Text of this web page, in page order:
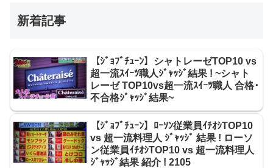
新着記事
【ｼﾞｮﾌﾞﾁｭｰﾝ】シャトレーゼTOP10 vs
超一流ｽｲｰﾂ職人ｼﾞｬｯｼﾞ結果 ! ~シャト
レーゼ TOP10vs超一流ｽｲｰﾂ職人 合格･
不合格ｼﾞｬｯｼﾞ結果~
【ｼﾞｮﾌﾞﾁｭｰﾝ】ﾛｰｿﾝ従業員ｲﾁｵｼTOP10
vs 超一流料理人 ｼﾞｬｯｼﾞ 結果 ! ローソ
ン従業員ｲﾁｵｼTOP10 vs 超一流料理人
ｼﾞｬｯｼﾞ結果 紹介 ! 2105